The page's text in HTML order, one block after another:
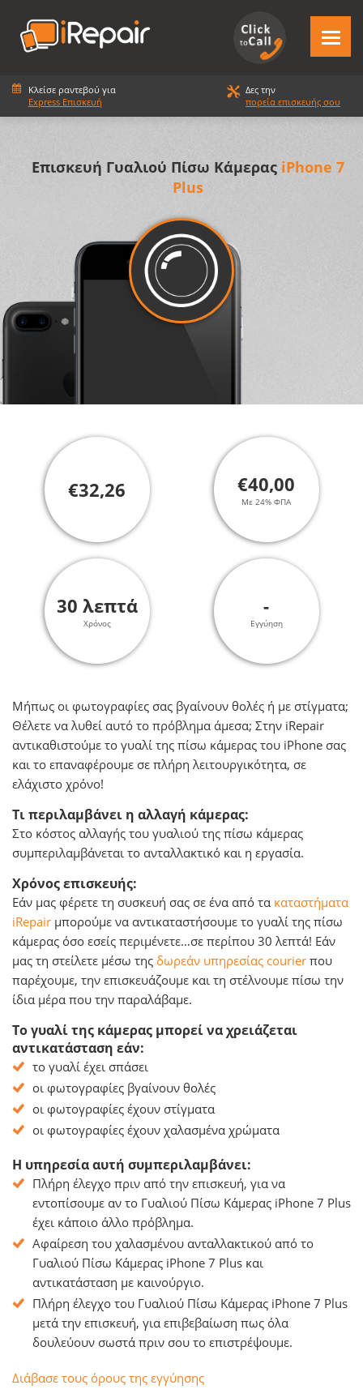
Κλείσε ραντεβού για
Express Επισκευή
Δες την
πορεία επισκευής σου
Επισκευή Γυαλιού Πίσω Κάμερας iPhone 7
Plus
€32,26 €40,00
Με 24% ΦΠΑ
30 λεπτά
Χρόνος
-
Εγγύηση
Μήπως οι φωτογραφίες σας βγαίνουν θολές ή με στίγματα;
Θέλετε να λυθεί αυτό το πρόβλημα άμεσα; Στην iRepair
αντικαθιστούμε το γυαλί της πίσω κάμερας του iPhone σας
και το επαναφέρουμε σε πλήρη λειτουργικότητα, σε
ελάχιστο χρόνο!
Τι περιλαμβάνει η αλλαγή κάμερας:
Στο κόστος αλλαγής του γυαλιού της πίσω κάμερας
συμπεριλαμβάνεται το ανταλλακτικό και η εργασία.
Χρόνος επισκευής:
Εάν μας φέρετε τη συσκευή σας σε ένα από τα καταστήματα
iRepair μπορούμε να αντικαταστήσουμε το γυαλί της πίσω
κάμερας όσο εσείς περιμένετε…σε περίπου 30 λεπτά! Εάν
μας τη στείλετε μέσω της δωρεάν υπηρεσίας courier που
παρέχουμε, την επισκευάζουμε και τη στέλνουμε πίσω την
ίδια μέρα που την παραλάβαμε.
Το γυαλί της κάμερας μπορεί να χρειάζεται
αντικατάσταση εάν:
το γυαλί έχει σπάσει
οι φωτογραφίες βγαίνουν θολές
οι φωτογραφίες έχουν στίγματα
οι φωτογραφίες έχουν χαλασμένα χρώματα
Η υπηρεσία αυτή συμπεριλαμβάνει:
Πλήρη έλεγχο πριν από την επισκευή, για να
εντοπίσουμε αν το Γυαλιού Πίσω Κάμερας iPhone 7 Plus
έχει κάποιο άλλο πρόβλημα.
Αφαίρεση του χαλασμένου ανταλλακτικού από το
Γυαλιού Πίσω Κάμερας iPhone 7 Plus και
αντικατάσταση με καινούργιο.
Πλήρη έλεγχο του Γυαλιού Πίσω Κάμερας iPhone 7 Plus
μετά την επισκευή, για επιβεβαίωση πως όλα
δουλεύουν σωστά πριν σου το επιστρέψουμε.
Διάβασε τους όρους της εγγύησης